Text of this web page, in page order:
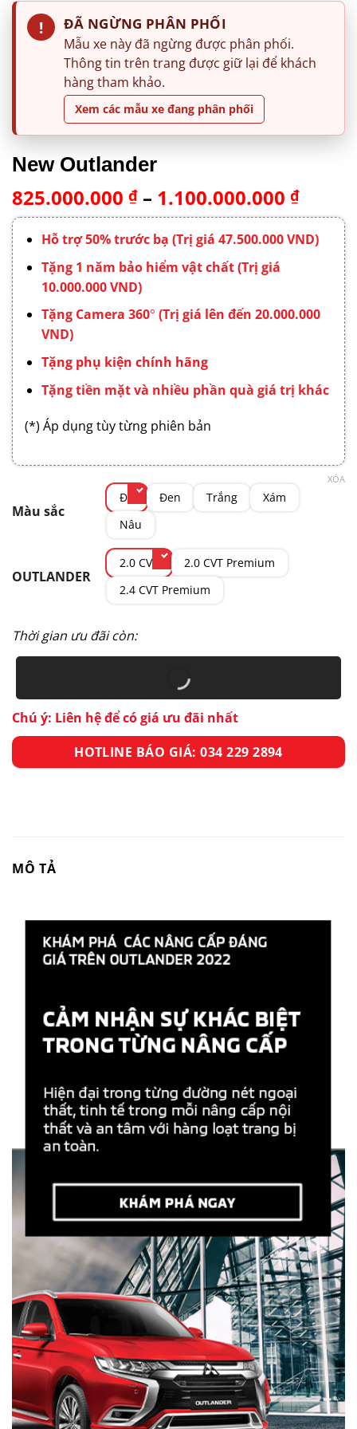
! ĐÃ NGỪNG PHÂN PHỐI
Mẫu xe này đã ngừng được phân phối.
Thông tin trên trang được giữ lại để khách
hàng tham khảo.
Xem các mẫu xe đang phân phối
New Outlander
825.000.000 ₫ – 1.100.000.000 ₫
giá:
từ
Hỗ trợ 50% trước bạ (Trị giá 47.500.000 VND)
Tặng 1 năm bảo hiểm vật chất (Trị giá
10.000.000 VND)
Tặng Camera 360° (Trị giá lên đến 20.000.000
VND)
Tặng phụ kiện chính hãng
Tặng tiền mặt và nhiều phần quà giá trị khác
(*) Áp dụng tùy từng phiên bản
Màu sắc
Đỏ Đen Trắng
Xám
Nâu
OUTLANDER
2.0 CVT
2.0 CVT Premium
2.4 CVT Premium
XÓA
Thời gian ưu đãi còn:
Chú ý: Liên hệ để có giá ưu đãi nhất
HOTLINE BÁO GIÁ: 034 229 2894
MÔ TẢ